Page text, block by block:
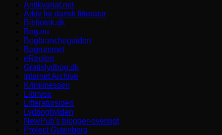
Antikvariat.net
Arkiv for dansk litteratur
Bibliotek.dk
Bog.nu
Bogbrancheguiden
Bogrummet
eReolen
Gratislydbog.dk
Internet Archive
Krimimessen
Librivox
Litteratursiden
Lydboghylden
NewPub's blogger-oversigt
Project Gutenberg